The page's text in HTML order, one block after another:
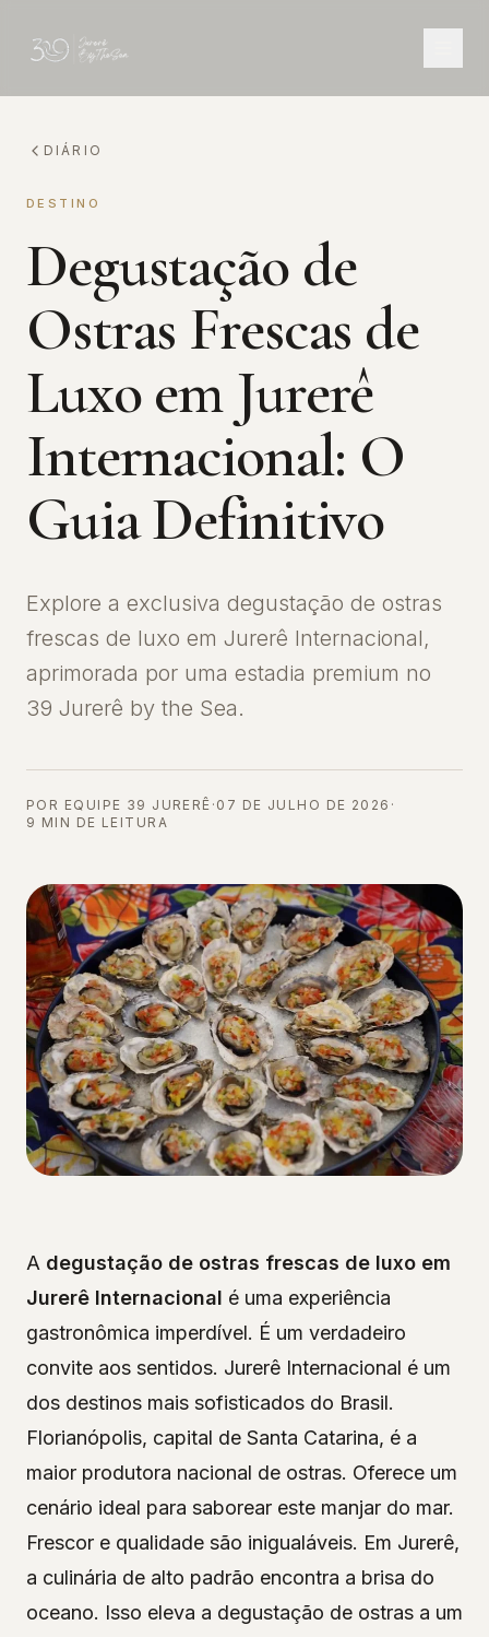
DIÁRIO
DESTINO
Degustação de
Ostras Frescas de
Luxo em Jurerê
Internacional: O
Guia Definitivo
Explore a exclusiva degustação de ostras
frescas de luxo em Jurerê Internacional,
aprimorada por uma estadia premium no
39 Jurerê by the Sea.
POR EQUIPE 39 JURERÊ · 07 DE JULHO DE 2026 ·
9 MIN DE LEITURA
A degustação de ostras frescas de luxo em
Jurerê Internacional é uma experiência
gastronômica imperdível. É um verdadeiro
convite aos sentidos. Jurerê Internacional é um
dos destinos mais sofisticados do Brasil.
Florianópolis, capital de Santa Catarina, é a
maior produtora nacional de ostras. Oferece um
cenário ideal para saborear este manjar do mar.
Frescor e qualidade são inigualáveis. Em Jurerê,
a culinária de alto padrão encontra a brisa do
oceano. Isso eleva a degustação de ostras a um